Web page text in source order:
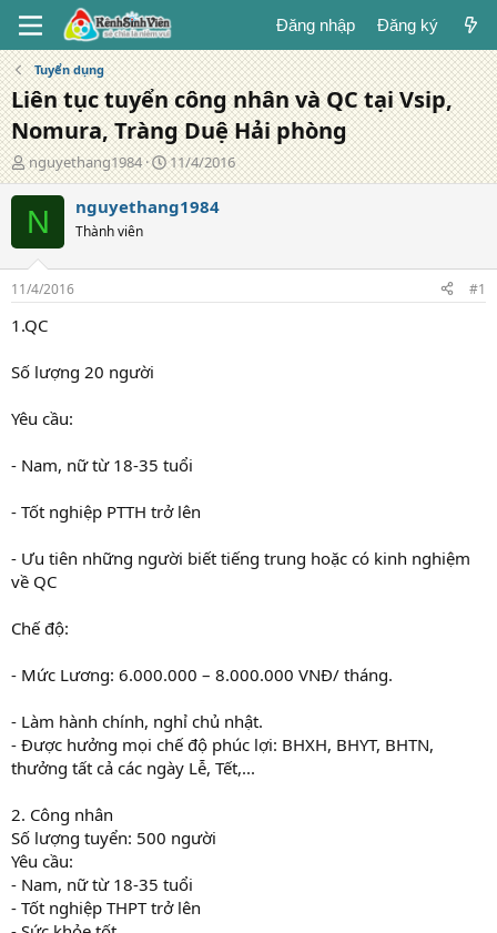
Đăng nhập Đăng ký
Tuyển dụng
Liên tục tuyển công nhân và QC tại Vsip,
Nomura, Tràng Duệ Hải phòng
T
á
c
g
ả
nguyethang1984
N
g
à
y
g
11/4/2016
N nguyethang1984
Thành viên
11/4/2016 #1
1.QC
Số lượng 20 người
Yêu cầu:
- Nam, nữ từ 18-35 tuổi
- Tốt nghiệp PTTH trở lên
- Ưu tiên những người biết tiếng trung hoặc có kinh nghiệm
về QC
Chế độ:
- Mức Lương: 6.000.000 – 8.000.000 VNĐ/ tháng.
- Làm hành chính, nghỉ chủ nhật.
- Được hưởng mọi chế độ phúc lợi: BHXH, BHYT, BHTN,
thưởng tất cả các ngày Lễ, Tết,...
2. Công nhân
Số lượng tuyển: 500 người
Yêu cầu:
- Nam, nữ từ 18-35 tuổi
- Tốt nghiệp THPT trở lên